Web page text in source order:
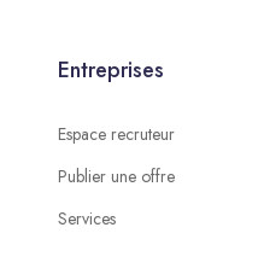
Entreprises
Espace recruteur
Publier une offre
Services